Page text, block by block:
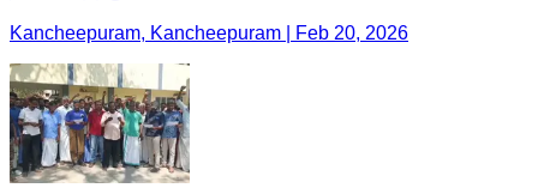
Kancheepuram, Kancheepuram | Feb 20, 2026